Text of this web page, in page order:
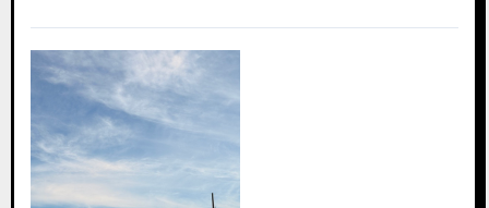
Municipality